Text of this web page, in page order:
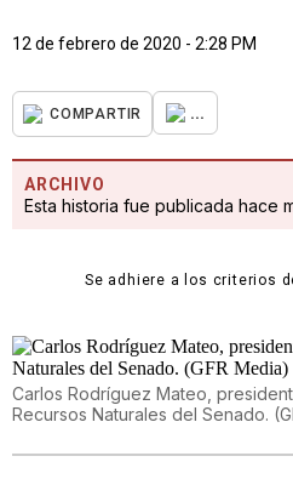
12 de febrero de 2020 - 2:28 PM
COMPARTIR ...
ARCHIVO
Esta historia fue publicada hace
Se adhiere a los criterios
Carlos Rodríguez Mateo,
Recursos Naturales del Senado.